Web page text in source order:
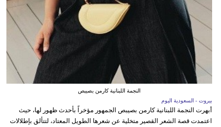
النجمة اللبنانية كارمن بصيبص
بيروت - السعودية اليوم
أبهرت النجمة اللبنانية كارمن بصيبص الجمهور مؤخراً بأحدث ظهور لها، حيث
اعتمدت قصة الشعر القصير متخلية عن شعرها الطويل المعتاد، لتتألق بإطلالات